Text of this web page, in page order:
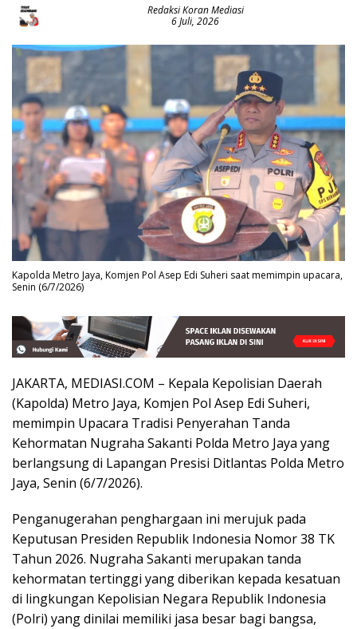
Redaksi Koran Mediasi
6 Juli, 2026
Kapolda Metro Jaya, Komjen Pol Asep Edi Suheri saat memimpin upacara,
Senin (6/7/2026)
JAKARTA, MEDIASI.COM – Kepala Kepolisian Daerah
(Kapolda) Metro Jaya, Komjen Pol Asep Edi Suheri,
memimpin Upacara Tradisi Penyerahan Tanda
Kehormatan Nugraha Sakanti Polda Metro Jaya yang
berlangsung di Lapangan Presisi Ditlantas Polda Metro
Jaya, Senin (6/7/2026).
Penganugerahan penghargaan ini merujuk pada
Keputusan Presiden Republik Indonesia Nomor 38 TK
Tahun 2026. Nugraha Sakanti merupakan tanda
kehormatan tertinggi yang diberikan kepada kesatuan
di lingkungan Kepolisian Negara Republik Indonesia
(Polri) yang dinilai memiliki jasa besar bagi bangsa,